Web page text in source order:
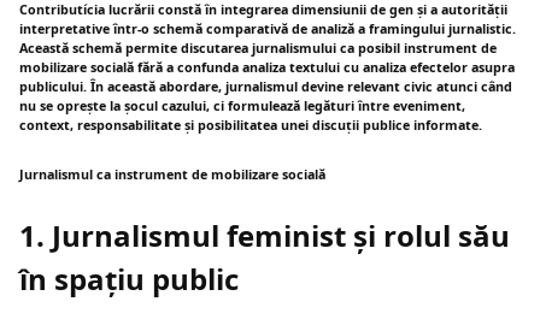
Contributícia lucrării constă în integrarea dimensiunii de gen și a autorității
interpretative într-o schemă comparativă de analiză a framingului jurnalistic.
Această schemă permite discutarea jurnalismului ca posibil instrument de
mobilizare socială fără a confunda analiza textului cu analiza efectelor asupra
publicului. În această abordare, jurnalismul devine relevant civic atunci când
nu se oprește la șocul cazului, ci formulează legături între eveniment,
context, responsabilitate și posibilitatea unei discuții publice informate.
Jurnalismul ca instrument de mobilizare socială
1. Jurnalismul feminist și rolul său
în spațiu public